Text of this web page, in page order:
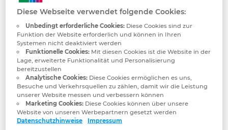
ECLASS Preferred Partner Gold beraten und
unterstützen wir große und
mittelständische Unternehmen bei der
Qualitätsoptimierung von Produkt- und
Materialstammdaten, um nachgelagerte
Datenprozesse automatisieren zu können.
Dank langjähriger Erfahrung in
verschiedenen Branchen und aus
unzähligen erfolgreichen Projekten zeigen
wir Ihnen unmittelbar auf, welche Chancen
Frankreich
Griechenland
Großbritannien
Indien
Diese Webseite verwendet folgende Cookies:
Unbedingt erforderliche Cookies:Diese Cookies sind zur
Funktion der Website erforderlich und können in Ihren
Systemen nicht deaktiviert werden
Funktionelle Cookies:Mit diesen Cookies ist die Website in der
Lage, erweiterte Funktionalität und Personalisierung
bereitzustellen
Analytische Cookies:Diese Cookies ermöglichen es uns,
Besuche und Verkehrsquellen zu zählen, damit wir die Leistung
unserer Website messen und verbessern können
Marketing Cookies:Diese Cookies können über unsere
Website von unseren Werbepartnern gesetzt werden
Datenschutzhinweise
Impressum